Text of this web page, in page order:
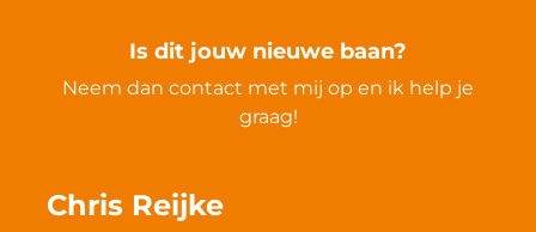
Is dit jouw nieuwe baan?
Neem dan contact met mij op en ik help je
graag!
Chris Reijke